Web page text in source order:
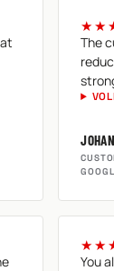
The
You